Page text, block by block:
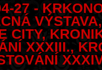
27 -
CITY,
XXXIII.,